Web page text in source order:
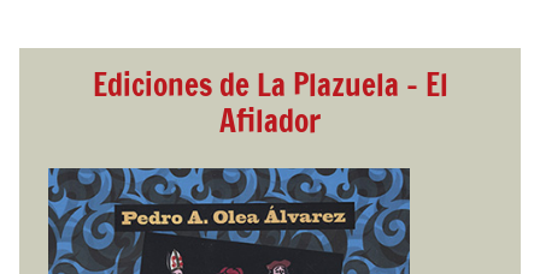
Ediciones de La Plazuela - El
Afilador